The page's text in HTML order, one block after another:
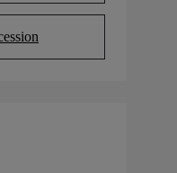
new tab)